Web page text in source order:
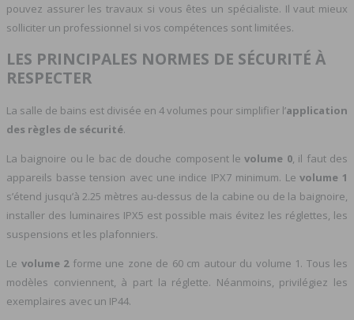
pouvez assurer les travaux si vous êtes un spécialiste. Il vaut mieux
solliciter un professionnel si vos compétences sont limitées.
LES PRINCIPALES NORMES DE SÉCURITÉ À
RESPECTER
La salle de bains est divisée en 4 volumes pour simplifier l’application
des règles de sécurité.
La baignoire ou le bac de douche composent levolume 0, il faut des
appareils basse tension avec une indice IPX7 minimum. Levolume 1
s’étend jusqu’à 2.25 mètres au-dessus de la cabine ou de la baignoire,
installer des luminaires IPX5 est possible mais évitez les réglettes, les
suspensions et les plafonniers.
Le volume 2forme une zone de 60 cm autour du volume 1. Tous les
modèles conviennent, à part la réglette. Néanmoins, privilégiez les
exemplaires avec un IP44.